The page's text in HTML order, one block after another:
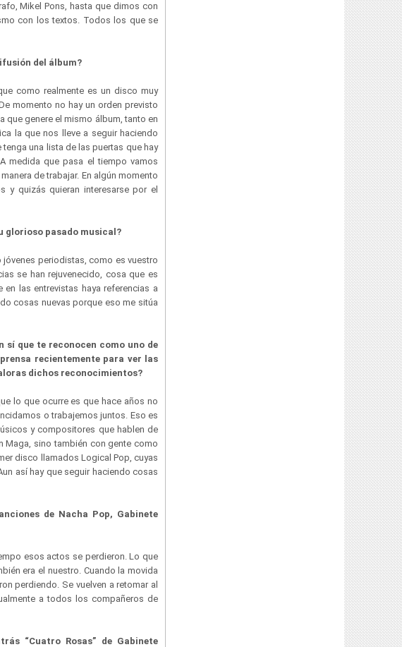
Mikel Pons, hasta que dimos con
con los textos. Todos los que se
del álbum?
como realmente es un disco muy
momento no hay un orden previsto
genere el mismo álbum, tanto en
la que nos lleve a seguir haciendo
una lista de las puertas que hay
medida que pasa el tiempo vamos
de trabajar. En algún momento
y quizás quieran interesarse por el
glorioso pasado musical?
periodistas, como es vuestro
se han rejuvenecido, cosa que es
las entrevistas haya referencias a
cosas nuevas porque eso me sitúa
sí que te reconocen como uno de
recientemente para ver las
dichos reconocimientos?
lo que ocurre es que hace años no
o trabajemos juntos. Eso es
y compositores que hablen de
Maga, sino también con gente como
disco llamados Logical Pop, cuyas
así hay que seguir haciendo cosas
de Nacha Pop, Gabinete
esos actos se perdieron. Lo que
era el nuestro. Cuando la movida
perdiendo. Se vuelven a retomar al
a todos los compañeros de
“Cuatro Rosas” de Gabinete